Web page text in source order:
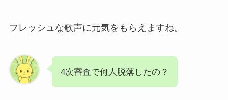
フレッシュな歌声に元気をもらえますね。
4次審査で何人脱落したの？